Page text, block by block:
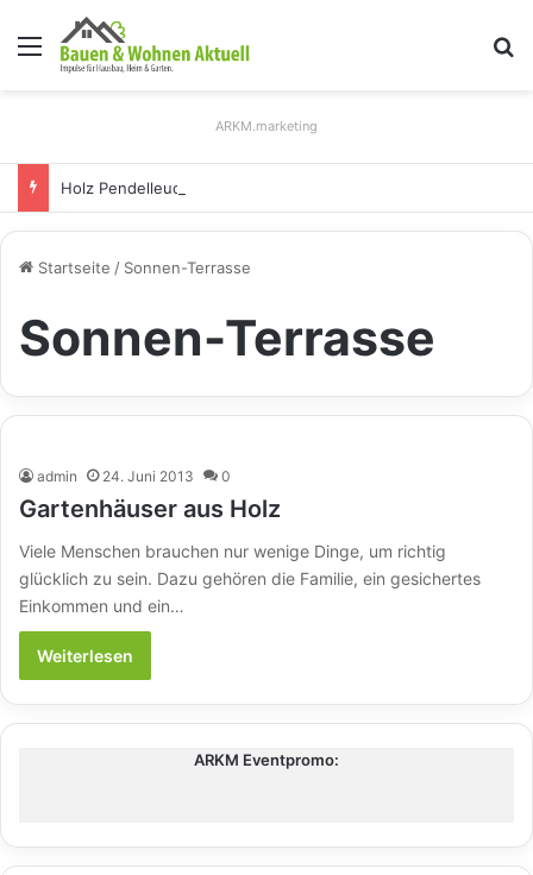
Menü
ARKM.marketing
Startseite / Sonnen-Terrasse
Sonnen-Terrasse
admin 24. Juni 2013 0
Gartenhäuser aus Holz
Viele Menschen brauchen nur wenige Dinge, um richtig
glücklich zu sein. Dazu gehören die Familie, ein gesichertes
Einkommen und ein…
Weiterlesen
ARKM Eventpromo: